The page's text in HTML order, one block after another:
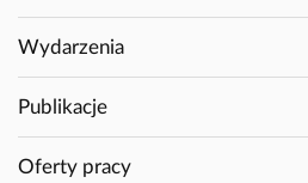
Wydarzenia
Publikacje
Oferty pracy